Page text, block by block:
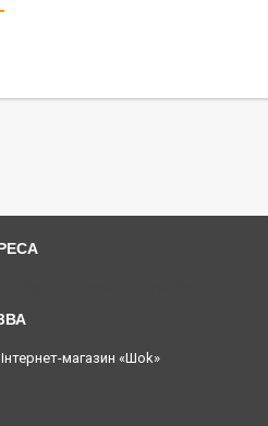
Інтернет-магазин «Шоk»